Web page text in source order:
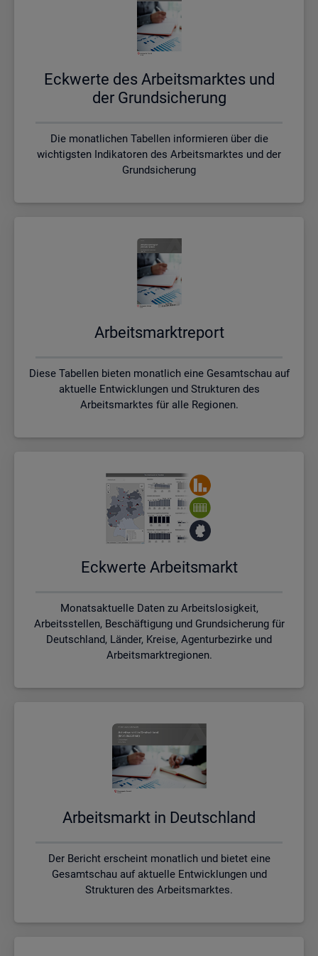
Eck­wer­te des Ar­beits­mark­tes und
der Grund­si­che­rung
Die monatlichen Tabellen informieren über die
wichtigsten Indikatoren des Arbeitsmarktes und der
Grundsicherung
Ar­beits­markt­re­port
Diese Tabellen bieten monatlich eine Gesamtschau auf
aktuelle Entwicklungen und Strukturen des
Arbeitsmarktes für alle Regionen.
Eck­wer­te Ar­beits­markt
Monatsaktuelle Daten zu Arbeitslosigkeit,
Arbeitsstellen, Beschäftigung und Grundsicherung für
Deutschland, Länder, Kreise, Agenturbezirke und
Arbeitsmarktregionen.
Ar­beits­markt in Deutsch­land
Der Bericht erscheint monatlich und bietet eine
Gesamtschau auf aktuelle Entwicklungen und
Strukturen des Arbeitsmarktes.